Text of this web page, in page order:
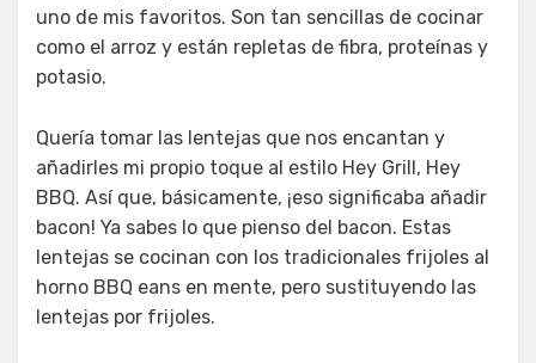
uno de mis favoritos. Son tan sencillas de cocinar
como el arroz y están repletas de fibra, proteínas y
potasio.
Quería tomar las lentejas que nos encantan y
añadirles mi propio toque al estilo Hey Grill, Hey
BBQ. Así que, básicamente, ¡eso significaba añadir
bacon! Ya sabes lo que pienso del bacon. Estas
lentejas se cocinan con los tradicionales frijoles al
horno BBQ eans en mente, pero sustituyendo las
lentejas por frijoles.